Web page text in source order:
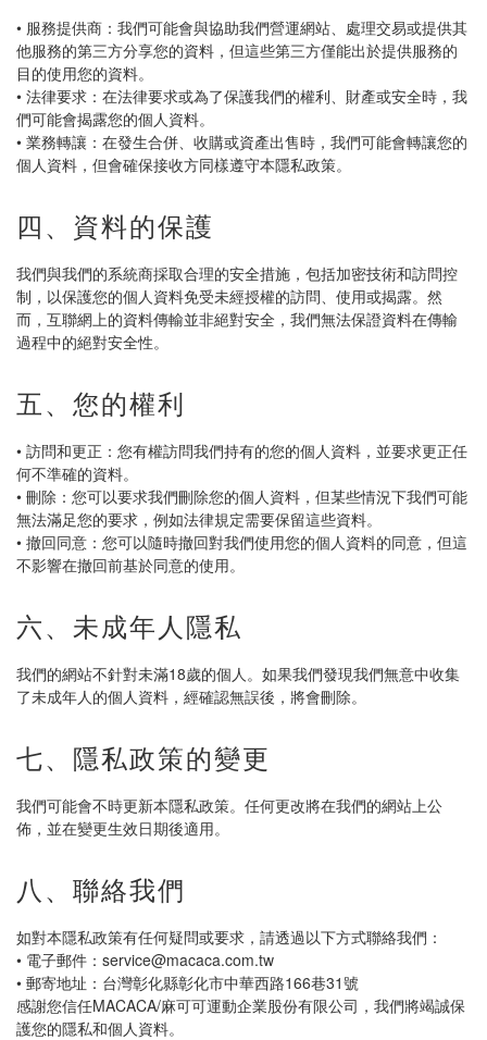
• 服務提供商：我們可能會與協助我們營運網站、處理交易或提供其
他服務的第三方分享您的資料，但這些第三方僅能出於提供服務的
目的使用您的資料。
• 法律要求：在法律要求或為了保護我們的權利、財產或安全時，我
們可能會揭露您的個人資料。
• 業務轉讓：在發生合併、收購或資產出售時，我們可能會轉讓您的
個人資料，但會確保接收方同樣遵守本隱私政策。
四、資料的保護
我們與我們的系統商採取合理的安全措施，包括加密技術和訪問控
制，以保護您的個人資料免受未經授權的訪問、使用或揭露。然
而，互聯網上的資料傳輸並非絕對安全，我們無法保證資料在傳輸
過程中的絕對安全性。
五、您的權利
• 訪問和更正：您有權訪問我們持有的您的個人資料，並要求更正任
何不準確的資料。
• 刪除：您可以要求我們刪除您的個人資料，但某些情況下我們可能
無法滿足您的要求，例如法律規定需要保留這些資料。
• 撤回同意：您可以隨時撤回對我們使用您的個人資料的同意，但這
不影響在撤回前基於同意的使用。
六、未成年人隱私
我們的網站不針對未滿18歲的個人。如果我們發現我們無意中收集
了未成年人的個人資料，經確認無誤後，將會刪除。
七、隱私政策的變更
我們可能會不時更新本隱私政策。任何更改將在我們的網站上公
佈，並在變更生效日期後適用。
八、聯絡我們
如對本隱私政策有任何疑問或要求，請透過以下方式聯絡我們：
• 電子郵件：service@macaca.com.tw
• 郵寄地址：台灣彰化縣彰化市中華西路166巷31號
感謝您信任MACACA/麻可可運動企業股份有限公司，我們將竭誠保
護您的隱私和個人資料。